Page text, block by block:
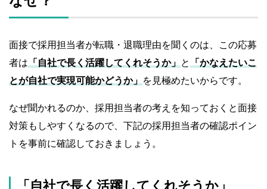
面接で採用担当者が転職・退職理由を聞くのは、この応募
者は 「自社で長く活躍してくれそうか」 と
「かなえたいこ
とが自社で実現可能かどうか」 を見極めたいからです。
なぜ聞かれるのか、採用担当者の考えを知っておくと面接
対策もしやすくなるので、下記の採用担当者の確認ポイン
トを事前に確認しておきましょう。
「自社で長く活躍してくれそうか」